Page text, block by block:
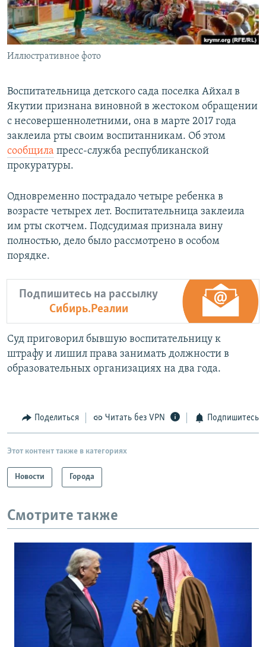
СОЦИАЛЬНЫЕ СЕТИ
Все сайты РСЕ/РС
Иллюстративное фото
Воспитательница детского сада поселка Айхал в
Якутии признана виновной в жестоком обращении
с несовершеннолетними, она в марте 2017 года
заклеила рты своим воспитанникам. Об этом
сообщила пресс-служба республиканской
прокуратуры.
Одновременно пострадало четыре ребенка в
возрасте четырех лет. Воспитательница заклеила
им рты скотчем. Подсудимая признала вину
полностью, дело было рассмотрено в особом
порядке.
Подпишитесь на рассылку
Сибирь.Реалии
Суд приговорил бывшую воспитательницу к
штрафу и лишил права занимать должности в
образовательных организациях на два года.
Поделиться Читать без VPN Подпишитесь
Этот контент также в категориях
Новости Города
Смотрите также